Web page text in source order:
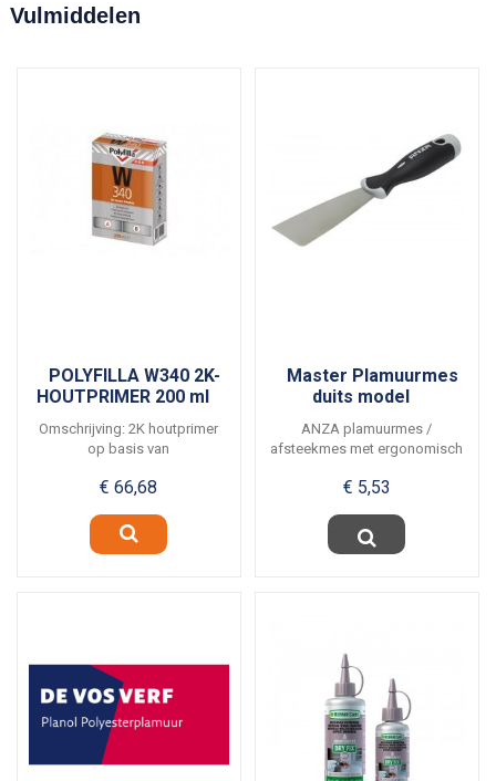
Vulmiddelen
POLYFILLA W340 2K-
HOUTPRIMER 200 ml
Omschrijving: 2K houtprimer
op basis van
€ 66,68
Master Plamuurmes
duits model
ANZA plamuurmes /
afsteekmes met ergonomisch
€ 5,53